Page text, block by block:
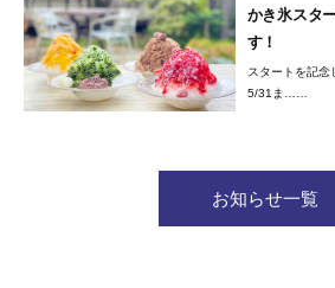
かき氷スタ
す！
スタートを記念
5/31ま……
お知らせ一覧